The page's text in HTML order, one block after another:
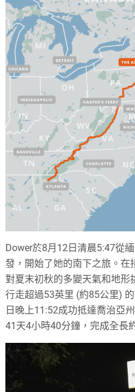
Dower於8月12日清晨5:47從
發，開始了她的南下之旅。在
對夏末初秋的多變天氣和地形
行走超過53英里 (約85公里)
日晚上11:52成功抵達喬治亞
41天4小時40分鐘，完成全長